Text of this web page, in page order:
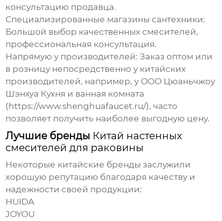
консультацию продавца.
Специализированные магазины сантехники:
Большой выбор качественных смесителей,
профессиональная консультация.
Напрямую у производителей: Заказ оптом или
в розницу непосредственно у китайских
производителей, например, у ООО Цюаньчжоу
Шэнхуа Кухня и ванная комната
( https://www.shenghuafaucet.ru/), часто
позволяет получить наиболее выгодную цену.
Лучшие бренды Китай настенных
смесителей для раковины
Некоторые китайские бренды заслужили
хорошую репутацию благодаря качеству и
надежности своей продукции:
HUIDA
JOYOU